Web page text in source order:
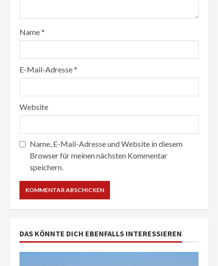
Name*
E-Mail-Adresse*
Website
Name, E-Mail-Adresse und Website in diesem
Browser für meinen nächsten Kommentar
speichern.
DAS KÖNNTE DICH EBENFALLS INTERESSIEREN